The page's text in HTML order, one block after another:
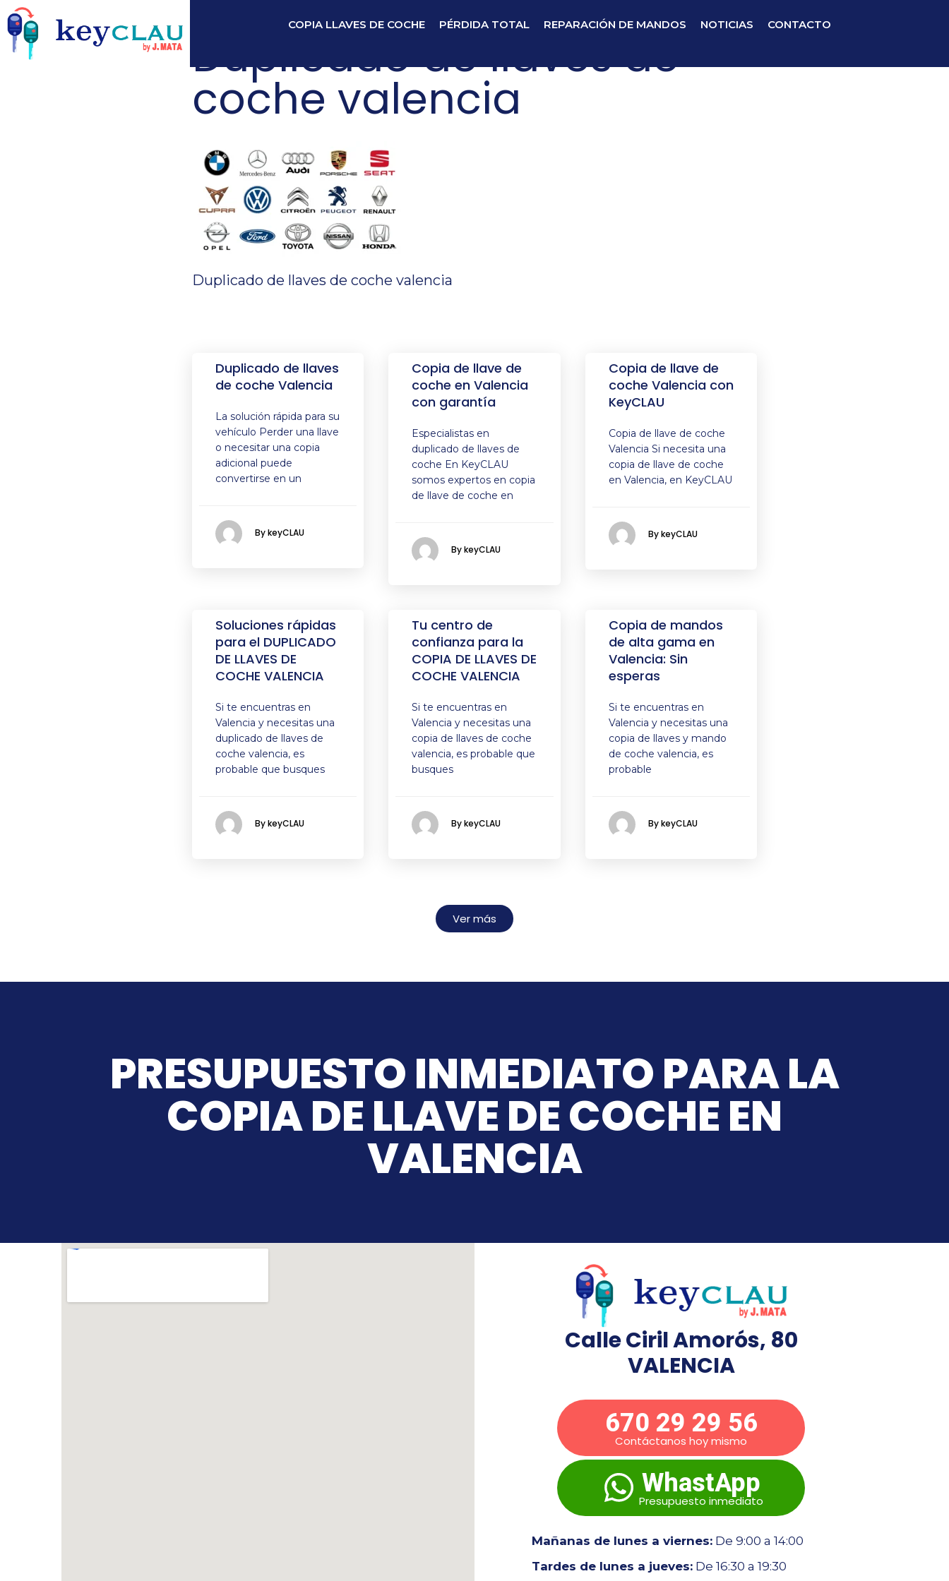
COPIA LLAVES DE COCHE PÉRDIDA TOTAL REPARACIÓN DE MANDOS NOTICIAS CONTACTO
Duplicado de llaves de
coche valencia
Duplicado de llaves de coche valencia
Duplicado de llaves
de coche Valencia
La solución rápida para su
vehículo Perder una llave
o necesitar una copia
adicional puede
convertirse en un
By keyCLAU
Copia de llave de
coche en Valencia
con garantía
Especialistas en
duplicado de llaves de
coche En KeyCLAU
somos expertos en copia
de llave de coche en
By keyCLAU
Copia de llave de
coche Valencia con
KeyCLAU
Copia de llave de coche
Valencia Si necesita una
copia de llave de coche
en Valencia, en KeyCLAU
By keyCLAU
Soluciones rápidas
para el DUPLICADO
DE LLAVES DE
COCHE VALENCIA
Si te encuentras en
Valencia y necesitas una
duplicado de llaves de
coche valencia, es
probable que busques
By keyCLAU
Tu centro de
confianza para la
COPIA DE LLAVES DE
COCHE VALENCIA
Si te encuentras en
Valencia y necesitas una
copia de llaves de coche
valencia, es probable que
busques
By keyCLAU
Copia de mandos
de alta gama en
Valencia: Sin
esperas
Si te encuentras en
Valencia y necesitas una
copia de llaves y mando
de coche valencia, es
probable
By keyCLAU
Ver más
PRESUPUESTO INMEDIATO PARA LA
COPIA DE LLAVE DE COCHE EN
VALENCIA
Calle Ciril Amorós, 80
VALENCIA
670 29 29 56
Contáctanos hoy mismo
WhastApp
Presupuesto inmediato
Mañanas de lunes a viernes: De 9:00 a 14:00
Tardes de lunes a jueves: De 16:30 a 19:30